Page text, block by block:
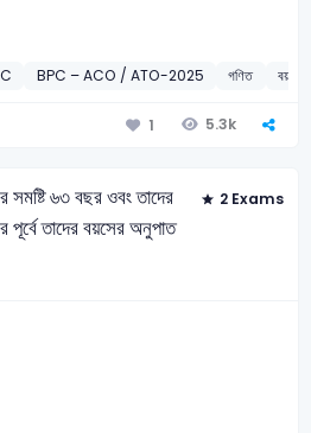
BPC – ACO / ATO-2025 গণিত বয়স
1 5.3k
সমষ্টি ৬৩ বছর ওবং তাদের
তাদের বয়সের অনুপাত
2 Exams